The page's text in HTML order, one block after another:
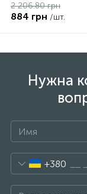
2 206.80 грн
884 грн /шт.
Нужна
+380